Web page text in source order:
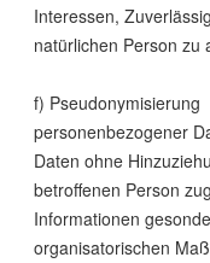
Interessen,
natürlichen Person zu
f) Pseudonymisierung
personenbezogener
Daten ohne
betroffenen Person
Informationen
organisatorischen